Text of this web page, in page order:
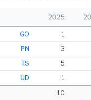
2025
GO
1
PN
3
TS
5
UD
1
10